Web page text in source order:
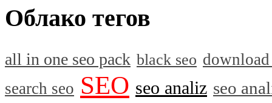
Облако тегов
all in one seo pack black seo download
search seo SEO seo analiz seo